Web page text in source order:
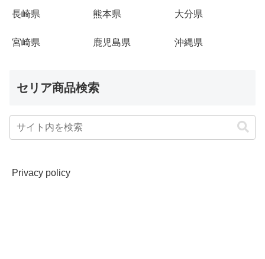
長崎県 熊本県 大分県
宮崎県 鹿児島県 沖縄県
セリア商品検索
Privacy policy